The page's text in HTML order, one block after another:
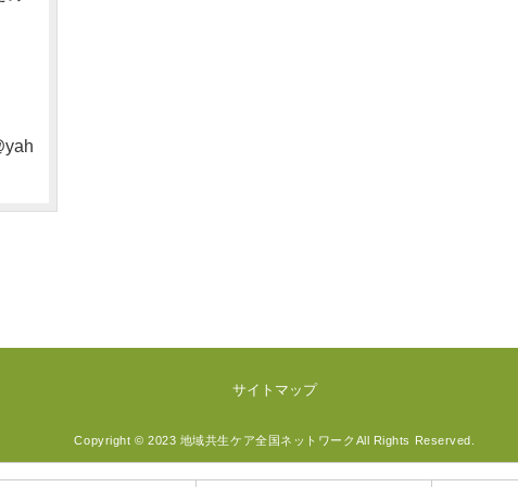
サイトマップ
Copyright © 2023 地域共生ケア全国ネットワークAll Rights Reserved.